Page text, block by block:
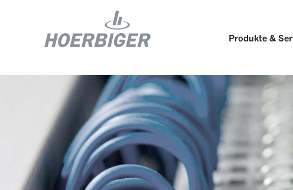
Produkte &
Komponenten und Services für Kompressoren
Flow & Motion Control
Komponenten für Luft- und
Industriekompressoren
Organisation
Kultur und